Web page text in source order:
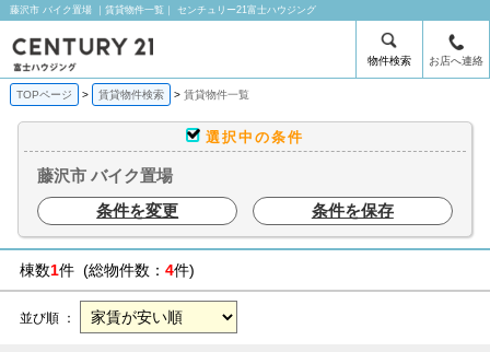
藤沢市 バイク置場 ｜賃貸物件一覧｜ センチュリー21富士ハウジング
物件検索 お店へ連絡
TOPページ 賃貸物件検索 賃貸物件一覧
選択中の条件
藤沢市 バイク置場
条件を変更
条件を保存
棟数1件 (総物件数： 4件)
並び順 ：